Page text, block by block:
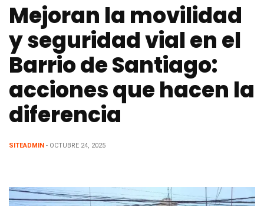
Mejoran la movilidad
y seguridad vial en el
Barrio de Santiago:
acciones que hacen la
diferencia
SITEADMIN - OCTUBRE 24, 2025